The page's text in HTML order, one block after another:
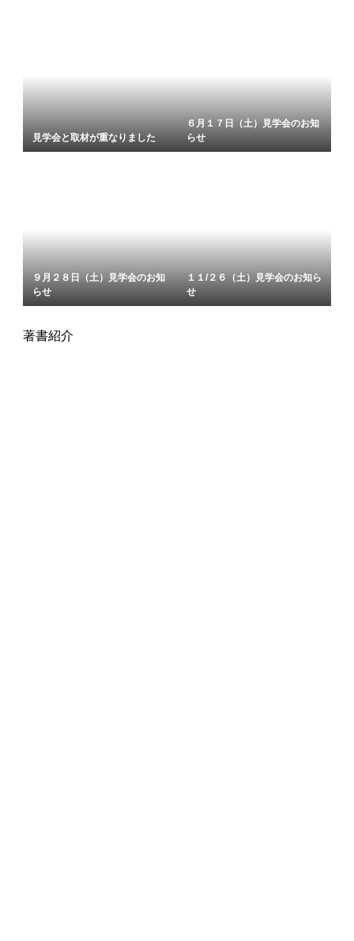
見学会と取材が重なりました
６月１７日（土）見学会のお知
らせ
９月２８日（土）見学会のお知
らせ
１１/２６（土）見学会のお知ら
せ
著書紹介